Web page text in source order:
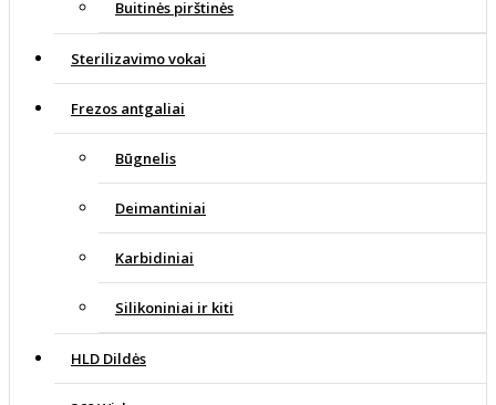
Buitinės pirštinės
Sterilizavimo vokai
Frezos antgaliai
Būgnelis
Deimantiniai
Karbidiniai
Silikoniniai ir kiti
HLD Dildės